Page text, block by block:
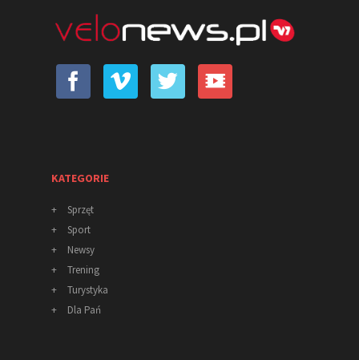
KATEGORIE
+
Sprzęt
+
Sport
+
Newsy
+
Trening
+
Turystyka
+
Dla Pań